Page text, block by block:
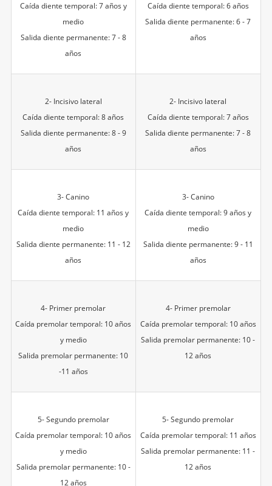
Caída diente temporal: 7 años y
medio
Salida diente permanente: 7 - 8
años
Caída diente temporal: 6 años
Salida diente permanente: 6 - 7
años
2- Incisivo lateral
Caída diente temporal: 8 años
Salida diente permanente: 8 - 9
años
2- Incisivo lateral
Caída diente temporal: 7 años
Salida diente permanente: 7 - 8
años
3- Canino
Caída diente temporal: 11 años y
medio
Salida diente permanente: 11 - 12
años
3- Canino
Caída diente temporal: 9 años y
medio
Salida diente permanente: 9 - 11
años
4- Primer premolar
Caída premolar temporal: 10 años
y medio
Salida premolar permanente: 10
-11 años
4- Primer premolar
Caída premolar temporal: 10 años
Salida premolar permanente: 10 -
12 años
5- Segundo premolar
Caída premolar temporal: 10 años
y medio
Salida premolar permanente: 10 -
12 años
5- Segundo premolar
Caída premolar temporal: 11 años
Salida premolar permanente: 11 -
12 años